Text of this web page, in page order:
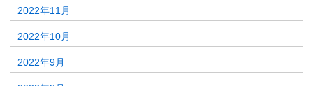
2022年11月
2022年10月
2022年9月